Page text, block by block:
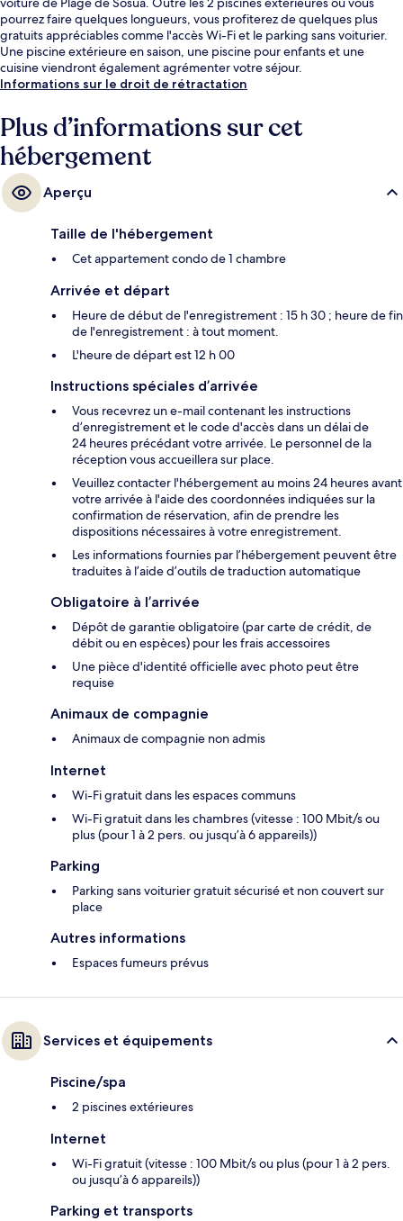
pourrez faire quelques longueurs, vous profiterez de quelques plus
gratuits appréciables comme l'accès Wi-Fi et le parking sans voiturier.
Une piscine extérieure en saison, une piscine pour enfants et une
cuisine viendront également agrémenter votre séjour.
Informations sur le droit de rétractation
Plus d’informations sur cet
hébergement
Aperçu
Taille de l'hébergement
Cet appartement condo de 1 chambre
Arrivée et départ
Heure de début de l'enregistrement : 15 h 30 ; heure de fin
de l'enregistrement : à tout moment.
L'heure de départ est 12 h 00
Instructions spéciales d’arrivée
Vous recevrez un e-mail contenant les instructions
d’enregistrement et le code d'accès dans un délai de
24 heures précédant votre arrivée. Le personnel de la
réception vous accueillera sur place.
Veuillez contacter l'hébergement au moins 24 heures avant
votre arrivée à l'aide des coordonnées indiquées sur la
confirmation de réservation, afin de prendre les
dispositions nécessaires à votre enregistrement.
Les informations fournies par l’hébergement peuvent être
traduites à l’aide d’outils de traduction automatique
Obligatoire à l’arrivée
Dépôt de garantie obligatoire (par carte de crédit, de
débit ou en espèces) pour les frais accessoires
Une pièce d'identité officielle avec photo peut être
requise
Animaux de compagnie
Animaux de compagnie non admis
Internet
Wi-Fi gratuit dans les espaces communs
Wi-Fi gratuit dans les chambres (vitesse : 100 Mbit/s ou
plus (pour 1 à 2 pers. ou jusqu’à 6 appareils))
Parking
Parking sans voiturier gratuit sécurisé et non couvert sur
place
Autres informations
Espaces fumeurs prévus
Services et équipements
Piscine/spa
2 piscines extérieures
Internet
Wi-Fi gratuit (vitesse : 100 Mbit/s ou plus (pour 1 à 2 pers.
ou jusqu’à 6 appareils))
Parking et transports